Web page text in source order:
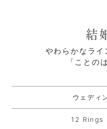
結
やわらかなラ
「ことの
ウェディ
12 Rings